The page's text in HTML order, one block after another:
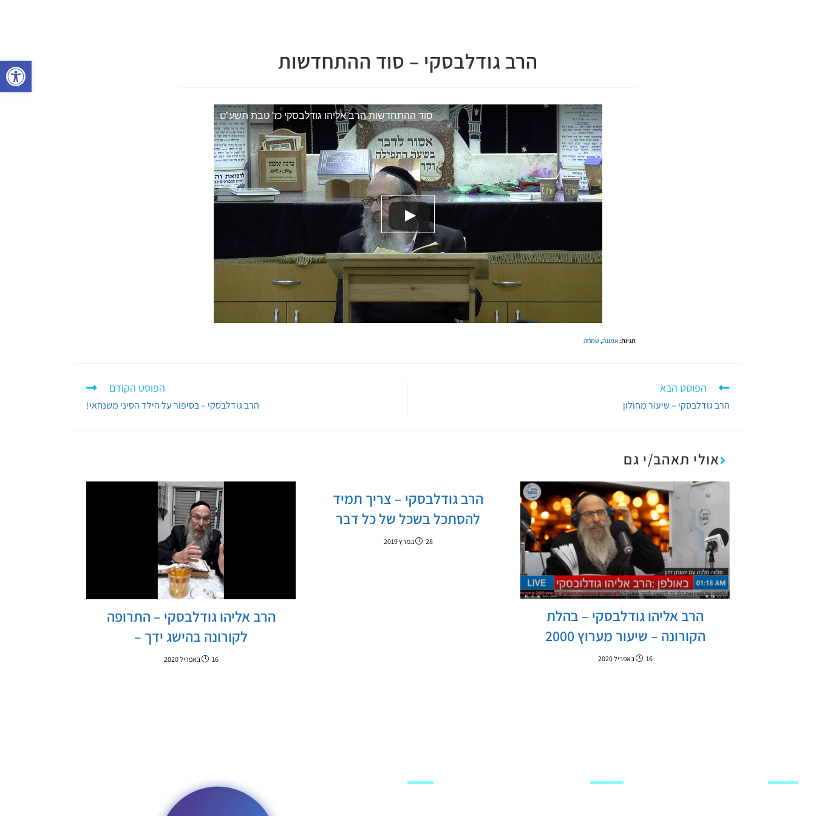
הרב גודלבסקי – סוד ההתחדשות
סוד ההתחדשות הרב אליהו גודלבסקי כז' טבת תשע"ט
תגיות:אמונה,שמחה
הפוסט הקודם
הרב גודלבסקי – בסיפור על הילד הסיני משנחאי!
הפוסט הבא
הרב גודלבסקי – שיעור מחולון
אולי תאהב/י גם
הרב אליהו גודלבסקי – התרופה
לקורונה בהישג ידך –
16 באפריל 2020
הרב גודלבסקי – צריך תמיד
להסתכל בשכל של כל דבר
28 במרץ 2019
הרב אליהו גודלבסקי – בהלת
הקורונה – שיעור מערוץ 2000
16 באפריל 2020